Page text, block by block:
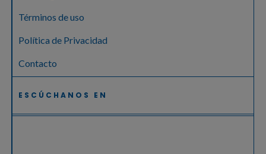
Términos de uso
Política de Privacidad
Contacto
ESCÚCHANOS EN